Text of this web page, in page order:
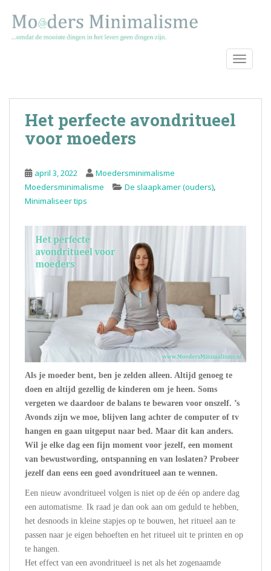
Het perfecte avondritueel
voor moeders
april 3, 2022
Moedersminimalisme
Moedersminimalisme
De slaapkamer (ouders),
Minimaliseer tips
Als je moeder bent, ben je zelden alleen. Altijd genoeg te
doen en altijd gezellig de kinderen om je heen. Soms
vergeten we daardoor de balans te bewaren voor onszelf. ’s
Avonds zijn we moe, blijven lang achter de computer of tv
hangen en gaan uitgeput naar bed. Maar dit kan anders.
Wil je elke dag een fijn moment voor jezelf, een moment
van bewustwording, ontspanning en van loslaten? Probeer
jezelf dan eens een goed avondritueel aan te wennen.
Een nieuw avondritueel volgen is niet op de één op andere dag
een automatisme. Ik raad je dan ook aan om geduld te hebben,
het desnoods in kleine stapjes op te bouwen, het ritueel aan te
passen naar je eigen behoeften en het ritueel uit te printen en op
te hangen.
Het effect van een avondritueel is net als het zogenaamde